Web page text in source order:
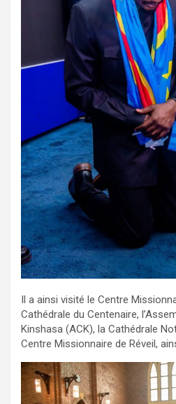
Il a ainsi visité le Centre
Cathédrale du Centenaire,
Kinshasa (ACK), la Cathédrale
Centre Missionnaire de Réveil,